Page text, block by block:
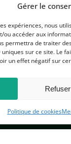
Gérer le
expériences, nous
ou accéder aux
permettra de traiter
sur ce site. Le
un effet négatif sur
Refuser
Politique de cookies